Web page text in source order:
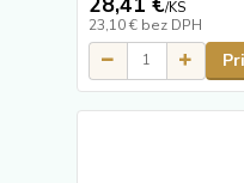
/KS
23,10 € bez DPH